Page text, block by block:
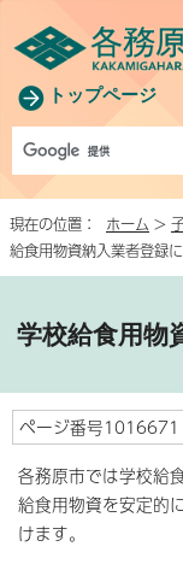
トップページ
現在の位置： ホーム >
給食用物資納入業者登録
学校給食用物
ページ番号1016671
各務原市では学校給
給食用物資を安定的
けます。